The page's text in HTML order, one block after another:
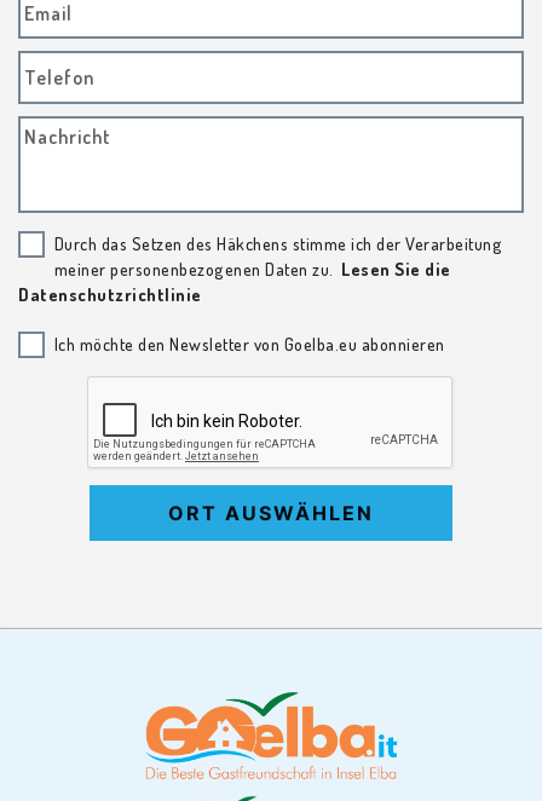
Email
Telefon
Nachricht
Durch das Setzen des Häkchens stimme ich der Verarbeitung
meiner personenbezogenen Daten zu.
Lesen Sie die
Datenschutzrichtlinie
Ich möchte den Newsletter von Goelba.eu abonnieren
ORT AUSWÄHLEN